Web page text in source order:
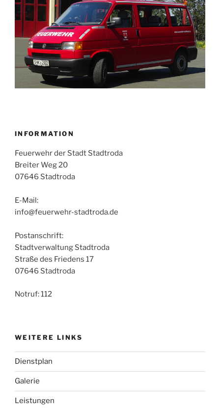
INFORMATION
Feuerwehr der Stadt Stadtroda
Breiter Weg 20
07646 Stadtroda
E-Mail:
info@feuerwehr-stadtroda.de
Postanschrift:
Stadtverwaltung Stadtroda
Straße des Friedens 17
07646 Stadtroda
Notruf: 112
WEITERE LINKS
Dienstplan
Galerie
Leistungen